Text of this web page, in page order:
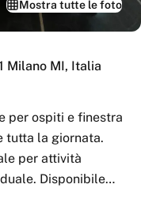
Mostra tutte le foto
Milano MI, Italia
per ospiti e finestra
tutta la giornata.
per attività
Disponibile